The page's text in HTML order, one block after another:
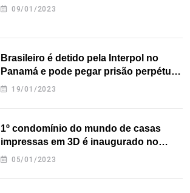
09/01/2023
Brasileiro é detido pela Interpol no
Panamá e pode pegar prisão perpétua
nos EUA
19/01/2023
1º condomínio do mundo de casas
impressas em 3D é inaugurado no
Texas
05/01/2023